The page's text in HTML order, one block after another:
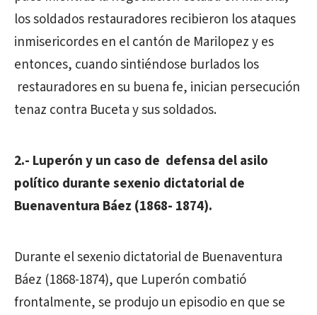
los soldados restauradores recibieron los ataques
inmisericordes en el cantón de Marilopez y es
entonces, cuando sintiéndose burlados los
restauradores en su buena fe, inician persecución
tenaz contra Buceta y sus soldados.
2.- Luperón y un caso de defensa del asilo
político durante sexenio dictatorial de
Buenaventura Báez (1868- 1874).
Durante el sexenio dictatorial de Buenaventura
Báez (1868-1874), que Luperón combatió
frontalmente, se produjo un episodio en que se